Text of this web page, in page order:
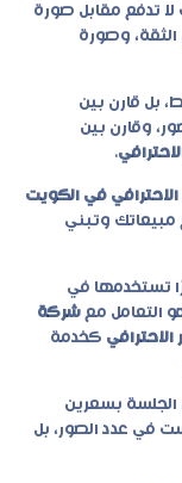
لا تدفع مقابل صورة
وصورة
بل قارن بين
وقارن بين
.
في الكويت
مبيعاتك وتبني
تستخدمها في
التعامل مع شركة
الاحترافي كخدمة
بسعرين
في عدد الصور، بل